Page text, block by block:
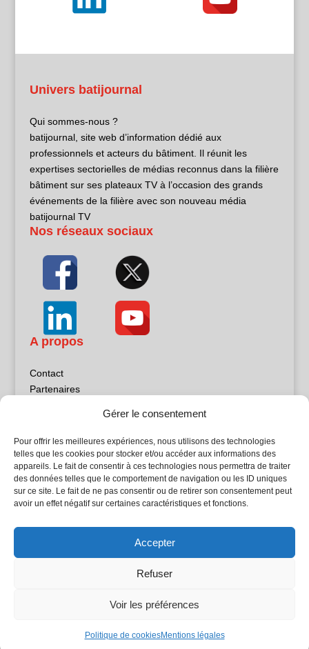
Gérer le consentement
Pour offrir les meilleures expériences, nous utilisons des technologies
telles que les cookies pour stocker et/ou accéder aux informations des
appareils. Le fait de consentir à ces technologies nous permettra de traiter
des données telles que le comportement de navigation ou les ID uniques
sur ce site. Le fait de ne pas consentir ou de retirer son consentement peut
avoir un effet négatif sur certaines caractéristiques et fonctions.
Accepter
Refuser
Voir les préférences
Politique de cookiesMentions légales
Univers batijournal
Qui sommes-nous ?
batijournal, site web d’information dédié aux
professionnels et acteurs du bâtiment. Il réunit les
expertises sectorielles de médias reconnus dans la filière
bâtiment sur ses plateaux TV à l’occasion des grands
événements de la filière avec son nouveau média
batijournal TV
Nos réseaux sociaux
A propos
Contact
Partenaires
Politique de confidentialité
Sites partenaires
5Façades
Atrium Patrimoine
L'Atelier Bois
© Batijournal 2024